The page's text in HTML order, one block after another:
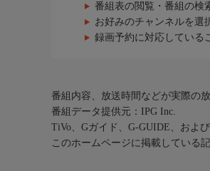
番組表の閲覧・番組の検
お好みのチャンネルを選
録画予約に対応している
番組内容、放送時間などが実際の
番組データ提供元：IPG Inc.
TiVo、Gガイド、G-GUIDE、およ
このホームページに掲載している